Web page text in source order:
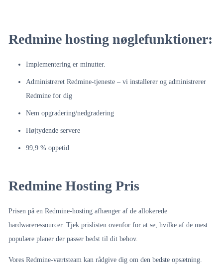
Redmine hosting nøglefunktioner:
Implementering er minutter.
Administreret Redmine-tjeneste – vi installerer og administrerer
Redmine for dig
Nem opgradering/nedgradering
Højtydende servere
99,9 % oppetid
Redmine Hosting Pris
Prisen på en Redmine-hosting afhænger af de allokerede
hardwareressourcer. Tjek prislisten ovenfor for at se, hvilke af de mest
populære planer der passer bedst til dit behov.
Vores Redmine-værtsteam kan rådgive dig om den bedste opsætning.